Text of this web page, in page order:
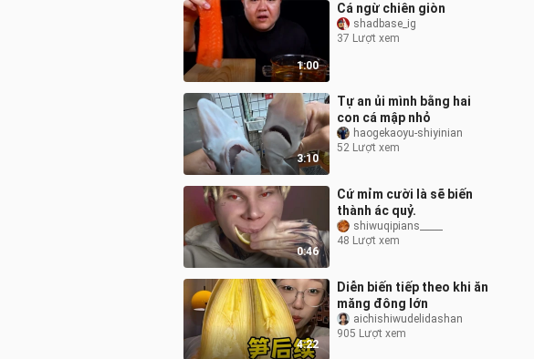
1:00
Cá ngừ chiên giòn
shadbase_ig
37 Lượt xem
3:10
Tự an ủi mình bằng hai
con cá mập nhỏ
haogekaoyu-shiyinian
52 Lượt xem
0:46
Cứ mỉm cười là sẽ biến
thành ác quỷ.
shiwuqipians_____
48 Lượt xem
4:22
Diễn biến tiếp theo khi ăn
măng đông lớn
aichishiwudelidashan
905 Lượt xem